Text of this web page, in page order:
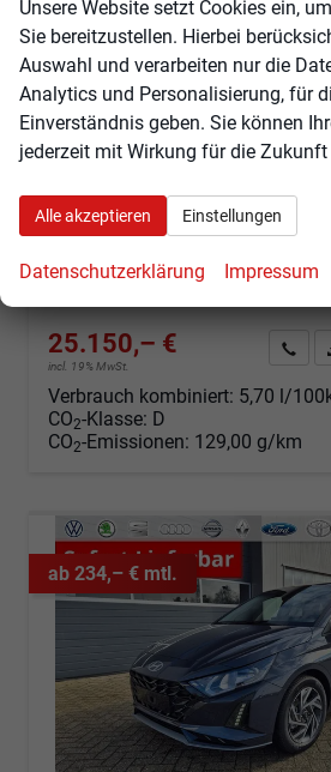
Hyundai i20
sofort lieferbar Fahrzeug mit Tageszulassung
Fahrzeugnr. 104435
Kraftstoff Benzin Außenfarbe
Leistung 66 kW (90 PS) Kilometerstand 2 km
25.150,– €
incl. 19% MwSt.
Verbrauch kombiniert: 5,70 l/
CO2-Klasse: D
CO2-Emissionen: 129,00 g/km
ab 234,– € mtl.
Unsere Website setzt Cookies ein,
Sie bereitzustellen. Hierbei
Auswahl und verarbeiten nur die
Analytics und Personalisierung, für
Einverständnis geben. Sie können
jederzeit mit Wirkung für die
Alle akzeptieren Einstellungen
Datenschutzerklärung Impressum